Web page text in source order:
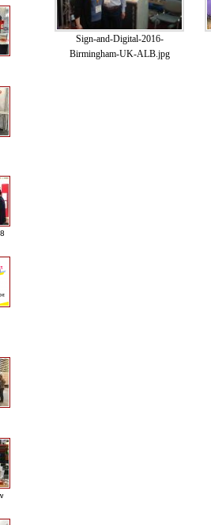
Sign-and-Digital-2016-
Birmingham-UK-ALB.jpg